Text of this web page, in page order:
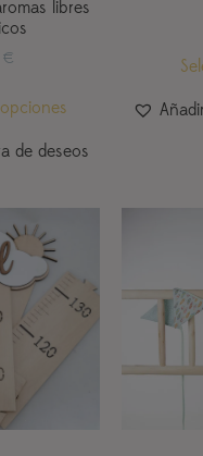
libres
€
de deseos